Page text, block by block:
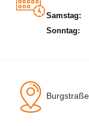
Samstag:
Sonntag: